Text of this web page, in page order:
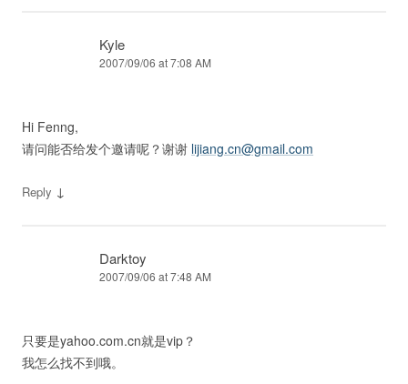
Kyle
2007/09/06 at 7:08 AM
Hi Fenng,
请问能否给发个邀请呢？谢谢 lijiang.cn@gmail.com
Reply ↓
Darktoy
2007/09/06 at 7:48 AM
只要是yahoo.com.cn就是vip？
我怎么找不到哦。